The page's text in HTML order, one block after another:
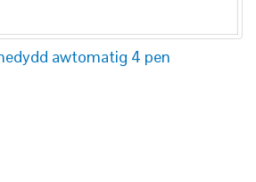
awtomatig 4 pen